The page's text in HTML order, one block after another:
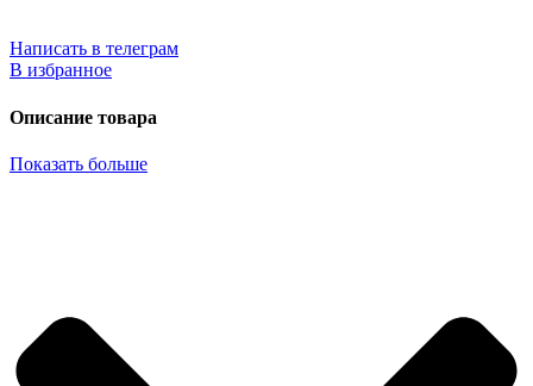
Написать в телеграм
В избранное
Описание товара
Показать больше